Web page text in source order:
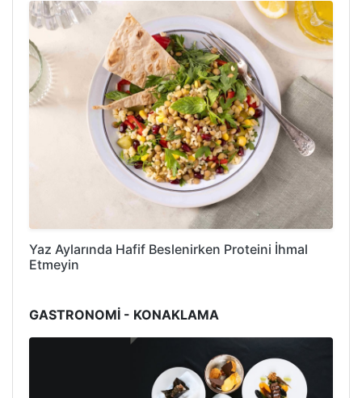
Yaz Aylarında Hafif Beslenirken Proteini İhmal
Etmeyin
GASTRONOMİ - KONAKLAMA